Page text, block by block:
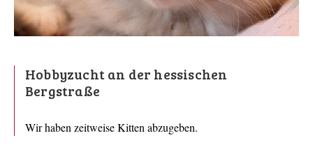
Hobbyzucht an der hessischen
Bergstraße
Wir haben zeitweise Kitten abzugeben.